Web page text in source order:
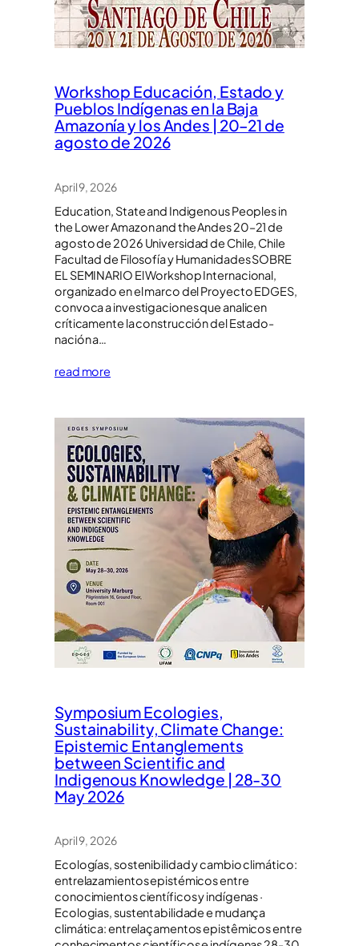
Workshop Educación, Estado y
Pueblos Indígenas en la Baja
Amazonía y los Andes | 20–21 de
agosto de 2026
April 9, 2026
Education, State and Indigenous Peoples in
the Lower Amazon and the Andes 20–21 de
agosto de 2026 Universidad de Chile, Chile
Facultad de Filosofía y Humanidades SOBRE
EL SEMINARIO El Workshop Internacional,
organizado en el marco del Proyecto EDGES,
convoca a investigaciones que analicen
críticamente la construcción del Estado-
nación a…
read more
Symposium Ecologies,
Sustainability, Climate Change:
Epistemic Entanglements
between Scientific and
Indigenous Knowledge | 28-30
May 2026
April 9, 2026
Ecologías, sostenibilidad y cambio climático:
entrelazamientos epistémicos entre
conocimientos científicos y indígenas ·
Ecologias, sustentabilidade e mudança
climática: entrelaçamentos epistêmicos entre